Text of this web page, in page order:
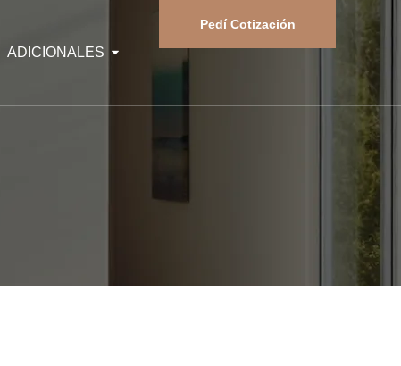
ADICIONALES
Pedí Cotización